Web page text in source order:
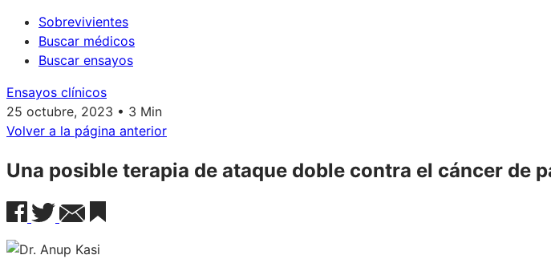
Sobrevivientes
Buscar médicos
Buscar ensayos
Ensayos clínicos
25 octubre, 2023 • 3 Min
Volver a la página anterior
Una posible terapia de ataque doble contra el cáncer de